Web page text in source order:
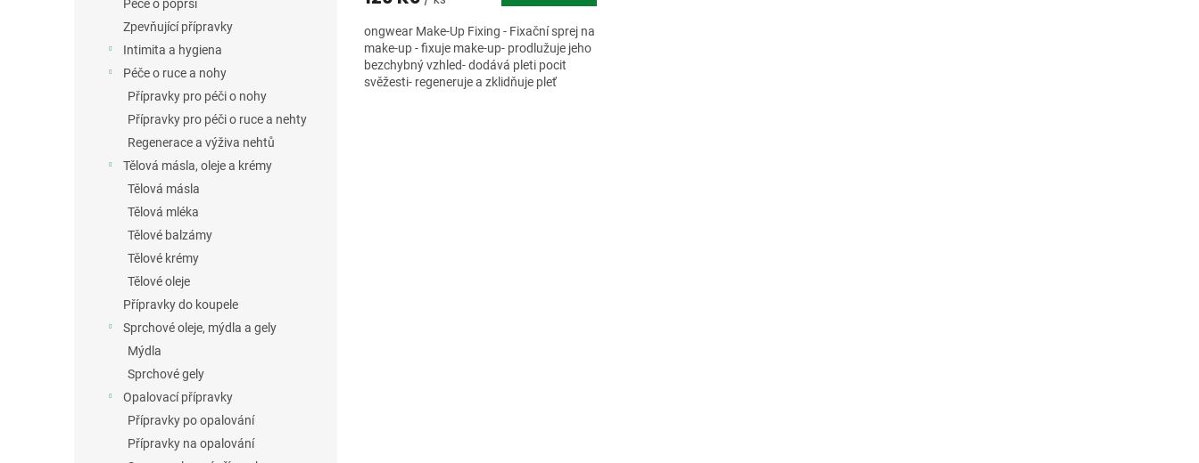
Péče o poprsí
Zpevňující přípravky
Intimita a hygiena
Péče o ruce a nohy
Přípravky pro péči o nohy
Přípravky pro péči o ruce a nehty
Regenerace a výživa nehtů
Tělová másla, oleje a krémy
Tělová másla
Tělová mléka
Tělové balzámy
Tělové krémy
Tělové oleje
Přípravky do koupele
Sprchové oleje, mýdla a gely
Mýdla
Sprchové gely
Opalovací přípravky
Přípravky po opalování
Přípravky na opalování
ongwear Make-Up Fixing - Fixační sprej na
make-up - fixuje make-up- prodlužuje jeho
bezchybný vzhled- dodává pleti pocit
svěžesti- regeneruje a zklidňuje pleť